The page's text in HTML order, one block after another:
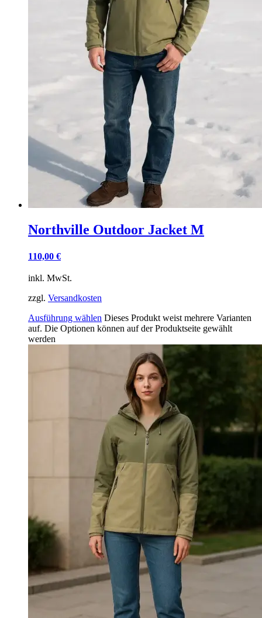
Northville Outdoor Jacket M
110,00 €
inkl. MwSt.
zzgl. Versandkosten
Ausführung wählen Dieses Produkt weist mehrere Varianten
auf. Die Optionen können auf der Produktseite gewählt
werden